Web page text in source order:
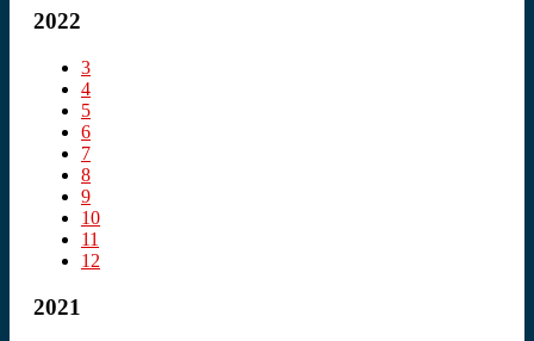
2022
3
4
5
6
7
8
9
10
11
12
2021